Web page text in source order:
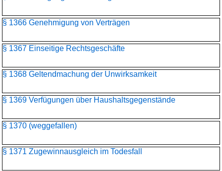
§ 1366 Genehmigung von Verträgen
§ 1367 Einseitige Rechtsgeschäfte
§ 1368 Geltendmachung der Unwirksamkeit
§ 1369 Verfügungen über Haushaltsgegenstände
§ 1370 (weggefallen)
§ 1371 Zugewinnausgleich im Todesfall